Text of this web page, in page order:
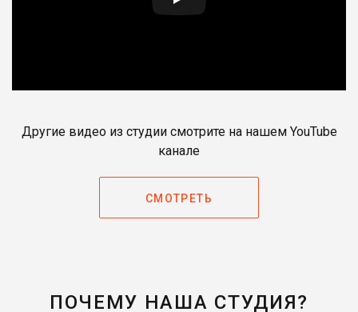
Другие видео из студии смотрите на нашем YouTube
канале
СМОТРЕТЬ
ПОЧЕМУ НАША СТУДИЯ?